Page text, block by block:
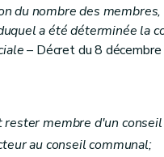
du nombre des
a été déterminée la
– Décret du 8
membre d'un
au conseil communal;